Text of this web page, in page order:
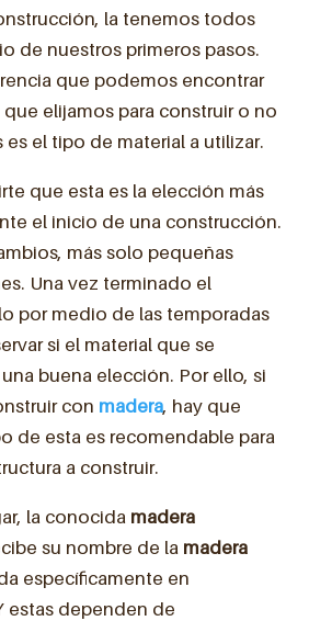
la tenemos todos
de nuestros primeros pasos.
que podemos encontrar
elijamos para construir o no
es el tipo de material a utilizar.
que esta es la elección más
el inicio de una construcción.
más solo pequeñas
Una vez terminado el
por medio de las temporadas
si el material que se
buena elección. Por ello, si
con madera, hay que
de esta es recomendable para
a construir.
la conocida madera
su nombre de la madera
específicamente en
estas dependen de